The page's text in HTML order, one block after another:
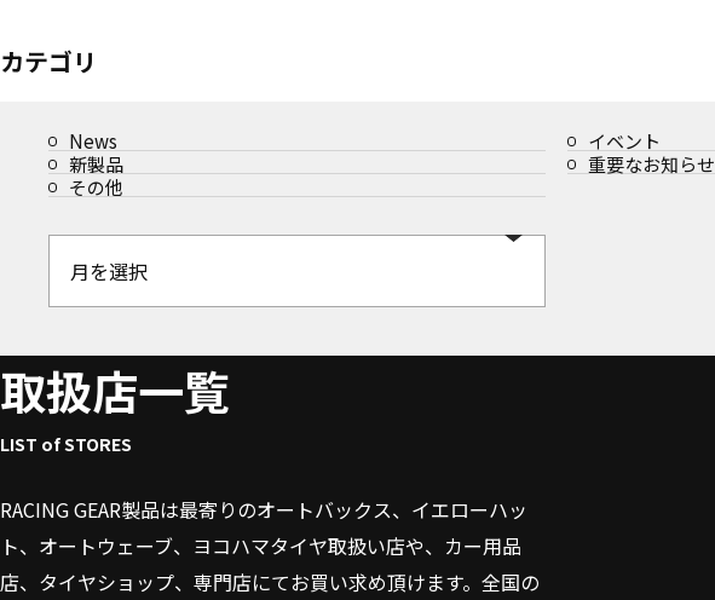
カテゴリ
News
イベント
新製品
重要なお知らせ
その他
取扱店一覧
LIST of STORES
RACING GEAR製品は最寄りのオートバックス、イエローハッ
ト、オートウェーブ、ヨコハマタイヤ取扱い店や、カー用品
店、タイヤショップ、専門店にてお買い求め頂けます。全国の